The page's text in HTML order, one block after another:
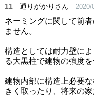
11 通りがかりさん 2020/
ネーミングに関して前
ません。
構造としては耐力壁に
る大黒柱で建物の強度を
建物内部に構造上必要
きく取ったり、将来の